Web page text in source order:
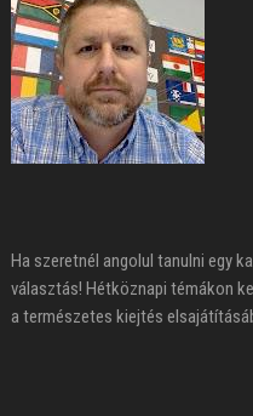
Ha szeretnél angolul tanulni egy
választás! Hétköznapi témákon
a természetes kiejtés